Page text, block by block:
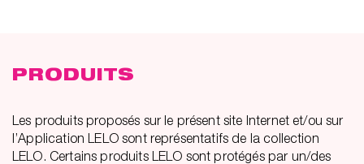
PRODUITS
Les produits proposés sur le présent site Internet et/ou sur
l’Application LELO sont représentatifs de la collection
LELO. Certains produits LELO sont protégés par un/des